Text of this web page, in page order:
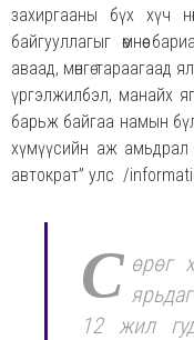
захиргааны бүх хүч
байгууллагыг өмнөө
аваад, мөнгө тараагаад
үргэлжилбэл, манайх
барьж байгаа намын
хүмүүсийн аж амьдрал
автократ” улс /
С өрөг
12 жил